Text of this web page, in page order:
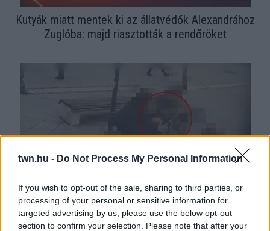
twn.hu - Do Not Process My Personal Information
If you wish to opt-out of the sale, sharing to third parties, or
processing of your personal or sensitive information for
targeted advertising by us, please use the below opt-out
section to confirm your selection. Please note that after your
Kutyák miatt mentek ki az állatvédők Alexandrához
Zuglóba: majd riasztották a rendőröket
Nem volt jegye a férfinak: amit a jegyellenőr nővel tett,
azért börtönbüntetést kérnek rá